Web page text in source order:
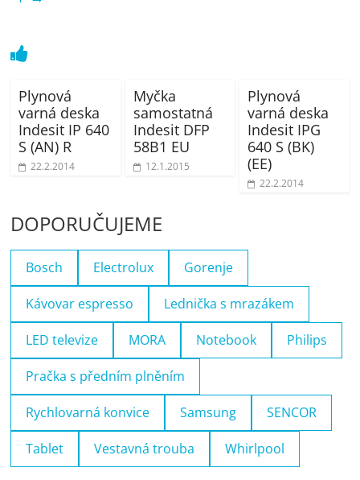
Plynová
varná deska
Indesit IP 640
S (AN) R
22.2.2014
Myčka
samostatná
Indesit DFP
58B1 EU
12.1.2015
Plynová
varná deska
Indesit IPG
640 S (BK)
(EE)
22.2.2014
DOPORUČUJEME
Bosch Electrolux Gorenje
Kávovar espresso Lednička s mrazákem
LED televize MORA Notebook Philips
Pračka s předním plněním
Rychlovarná konvice Samsung SENCOR
Tablet Vestavná trouba Whirlpool